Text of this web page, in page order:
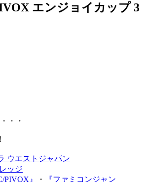
エンジョイカップ 3
・・
ウエストジャパン
ッジ
PIVOX』 ・
『ファミコンジャン